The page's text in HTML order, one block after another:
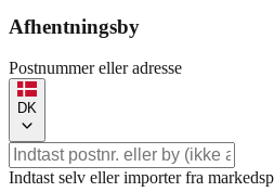
Afhentningsby
Postnummer eller adresse
DK
Indtast selv eller importer fra